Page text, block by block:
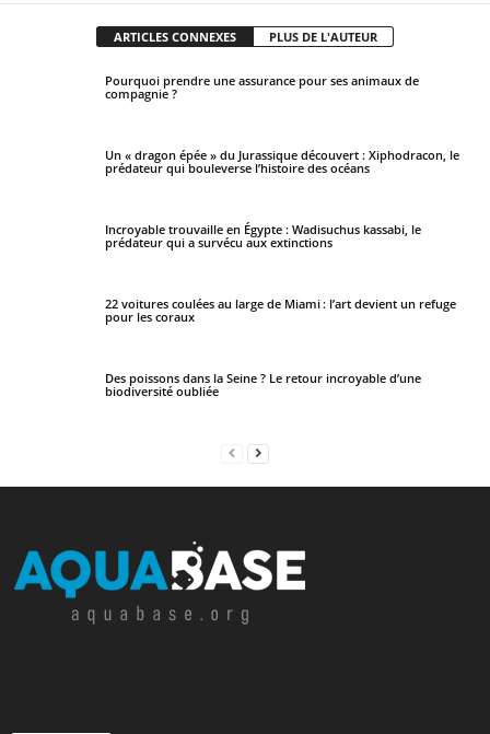
ARTICLES CONNEXES PLUS DE L'AUTEUR
Pourquoi prendre une assurance pour ses animaux de
compagnie ?
Un « dragon épée » du Jurassique découvert : Xiphodracon, le
prédateur qui bouleverse l’histoire des océans
Incroyable trouvaille en Égypte : Wadisuchus kassabi, le
prédateur qui a survécu aux extinctions
22 voitures coulées au large de Miami : l’art devient un refuge
pour les coraux
Des poissons dans la Seine ? Le retour incroyable d’une
biodiversité oubliée